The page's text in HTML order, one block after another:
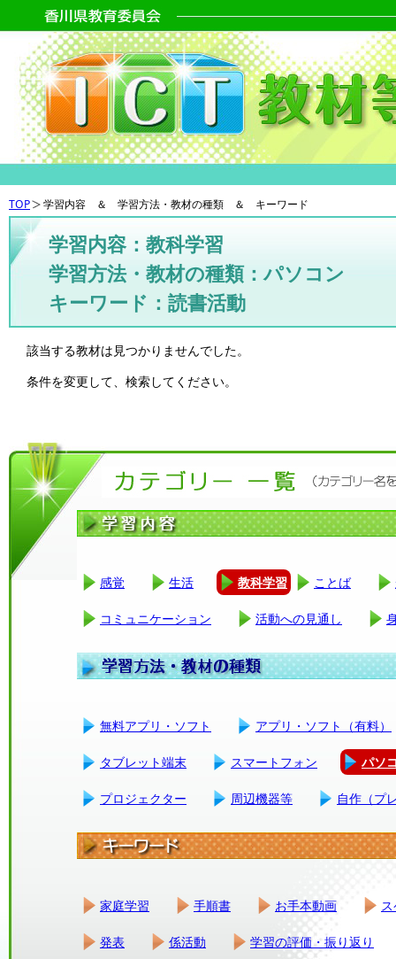
TOP 学習内容 ＆ 学習方法・教材の種類 ＆ キーワード
学習内容：教科学習
学習方法・教材の種類：パソコン
キーワード：読書活動
該当する教材は見つかりませんでした。
条件を変更して、検索してください。
感覚 生活 教科学習 ことば
コミュニケーション 活動への見通し
無料アプリ・ソフト アプリ・ソフト（有料）
タブレット端末 スマートフォン パソ
プロジェクター 周辺機器等 自作（プ
家庭学習 手順書 お手本動画
発表 係活動 学習の評価・振り返り